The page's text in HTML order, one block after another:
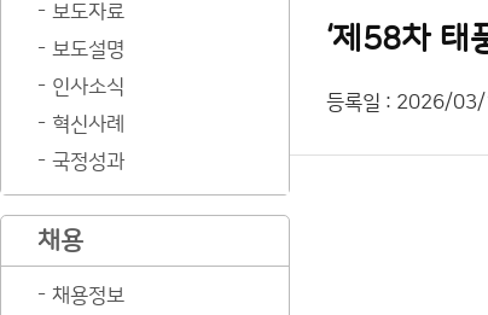
보도자료
보도설명
인사소식
혁신사례
국정성과
채용
채용정보
‘제58차 태
등록일 : 2026/